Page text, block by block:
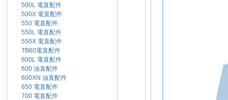
500L 電直配件
500X 電直配件
550 電直配件
550L 電直配件
550X 電直配件
TB60電直配件
600L 電直配件
600 油直配件
600XN 油直配件
650 電直配件
700 電直配件